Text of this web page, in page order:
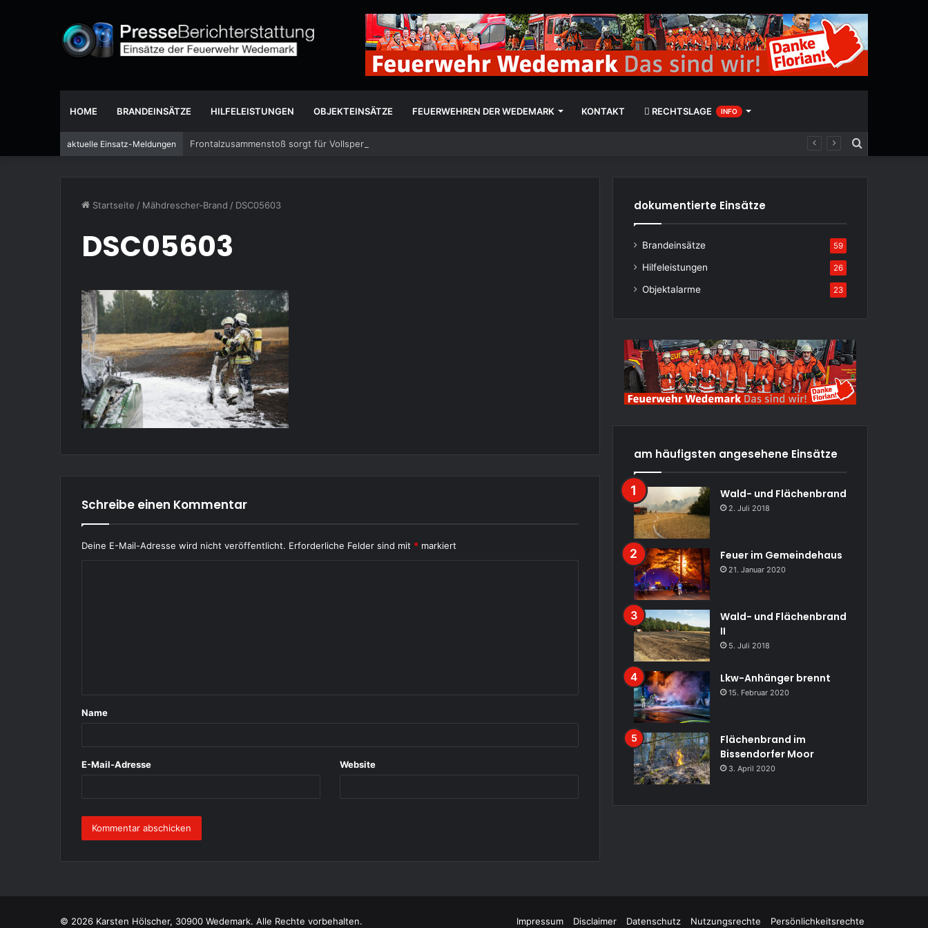
HOME BRANDEINSÄTZE HILFELEISTUNGEN OBJEKTEINSÄTZE FEUERWEHREN DER WEDEMARK KONTAKT RECHTSLAGE INFO
aktuelle Einsatz-Meldungen Frontalzusammenstoß sorgt für Vollsperrung
Suchen
Startseite / Mähdrescher-Brand / DSC05603
DSC05603
Schreibe einen Kommentar
Deine E-Mail-Adresse wird nicht veröffentlicht. Erforderliche Felder sind mit * markiert
a
Name
E-Mail-Adresse Website
dokumentierte Einsätze
Brandeinsätze 59
Hilfeleistungen 26
Objektalarme 23
am häufigsten angesehene Einsätze
Wald- und Flächenbrand
2. Juli 2018
Feuer im Gemeindehaus
21. Januar 2020
Wald- und Flächenbrand
II
5. Juli 2018
Lkw-Anhänger brennt
15. Februar 2020
Flächenbrand im
Bissendorfer Moor
3. April 2020
© 2026 Karsten Hölscher, 30900 Wedemark. Alle Rechte vorbehalten. Impressum Disclaimer Datenschutz Nutzungsrechte Persönlichkeitsrechte